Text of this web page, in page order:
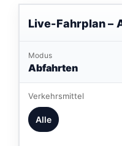
Live-Fahrplan –
Modus
Abfahrten
Verkehrsmittel
Alle